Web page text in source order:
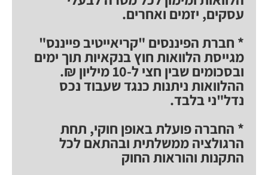
עסקים, יזמים ואחרים.
* חברת הפיננסים "קריאייטיב פייננס"
מגייסת הלוואות חוץ בנקאיות תוך ימים
ובסכומים שבין חצי ל-10 מיליון ₪.
ההלוואות ניתנות כנגד שעבוד נכס
נדל"ני בלבד.
* החברה פועלת באופן חוקי, תחת
הרגולציה ממשלתית ובהתאם לכל
התקנות והוראות החוק